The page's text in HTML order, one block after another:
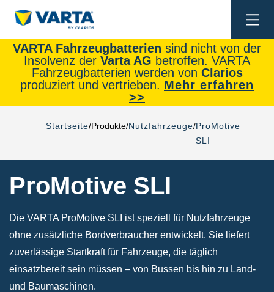
VARTA Fahrzeugbatterien sind nicht von der
Insolvenz der Varta AG betroffen. VARTA
Fahrzeugbatterien werden von Clarios
produziert und vertrieben. Mehr erfahren
>>
Startseite Produkte Nutzfahrzeuge ProMotive
SLI
ProMotive SLI
Die VARTA ProMotive SLI ist speziell für Nutzfahrzeuge
ohne zusätzliche Bordverbraucher entwickelt. Sie liefert
zuverlässige Startkraft für Fahrzeuge, die täglich
einsatzbereit sein müssen – von Bussen bis hin zu Land-
und Baumaschinen.